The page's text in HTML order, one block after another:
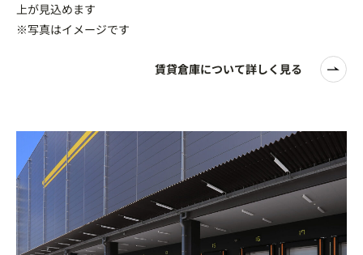
上が見込めます
※写真はイメージです
賃貸倉庫について詳しく見る